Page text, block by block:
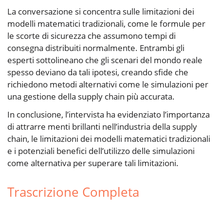
La conversazione si concentra sulle limitazioni dei
modelli matematici tradizionali, come le formule per
le scorte di sicurezza che assumono tempi di
consegna distribuiti normalmente. Entrambi gli
esperti sottolineano che gli scenari del mondo reale
spesso deviano da tali ipotesi, creando sfide che
richiedono metodi alternativi come le simulazioni per
una gestione della supply chain più accurata.
In conclusione, l’intervista ha evidenziato l’importanza
di attrarre menti brillanti nell’industria della supply
chain, le limitazioni dei modelli matematici tradizionali
e i potenziali benefici dell’utilizzo delle simulazioni
come alternativa per superare tali limitazioni.
Trascrizione Completa